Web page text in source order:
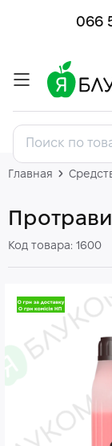
066
Главная
Код товара: 1600